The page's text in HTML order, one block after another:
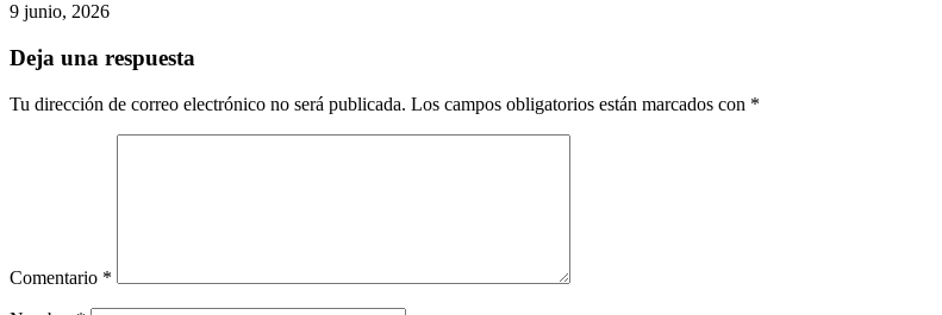
9 junio, 2026
Deja una respuesta
Tu dirección de correo electrónico no será publicada. Los campos obligatorios están marcados con *
Comentario *